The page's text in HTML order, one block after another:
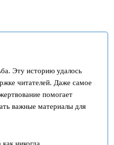
Эту историю удалось
читателей. Даже самое
помогает
важные материалы для